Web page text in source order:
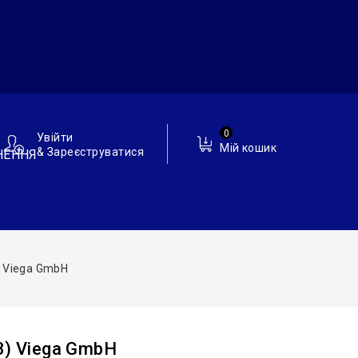
Мій кошик
0
Увійти
& Зареєструватися
GmbH
Viega GmbH